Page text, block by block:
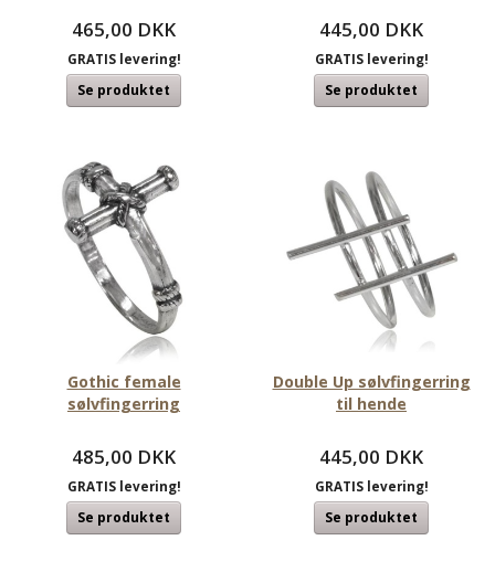
465,00 DKK
GRATIS levering!
Se produktet
445,00 DKK
GRATIS levering!
Se produktet
Gothic female
sølvfingerring
485,00 DKK
GRATIS levering!
Se produktet
Double Up sølvfingerring
til hende
445,00 DKK
GRATIS levering!
Se produktet